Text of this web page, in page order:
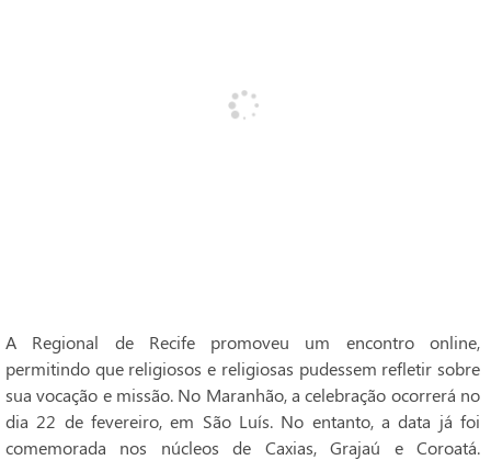
A Regional de Recife promoveu um encontro online,
permitindo que religiosos e religiosas pudessem refletir sobre
sua vocação e missão. No Maranhão, a celebração ocorrerá no
dia 22 de fevereiro, em São Luís. No entanto, a data já foi
comemorada nos núcleos de Caxias, Grajaú e Coroatá.